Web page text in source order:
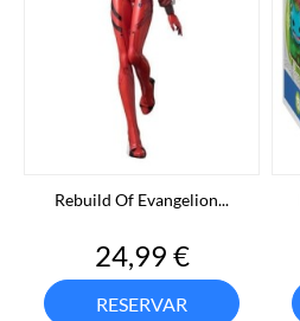
Rebuild Of Evangelion...
Precio
24,99 €
RESERVAR